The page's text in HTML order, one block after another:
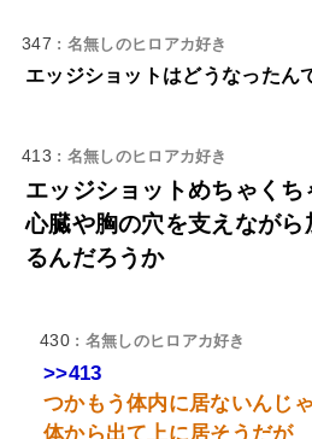
347 : 名無しのヒロアカ好き
エッジショットはどうなったん
413 : 名無しのヒロアカ好き
エッジショットめちゃくち
心臓や胸の穴を支えなが
るんだろうか
430 : 名無しのヒロアカ好き
>>413
つかもう体内に居ないんじ
体から出て上に居そうだが